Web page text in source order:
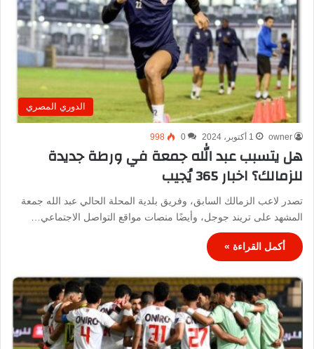
الدوري المصري
owner 1 أكتوبر، 2024 0
998
هل يتسبب عبد الله جمعة في ورطة جديدة
للزمالك؟ اخبار 365 يُجيب
تصدر لاعب الزمالك السابق، وفريق بلدية المحلة الحالي عبد الله جمعة
المشهد على تريند جوجل، وأيضًا منصات مواقع التواصل الاجتماعي…
أكمل القراءة »